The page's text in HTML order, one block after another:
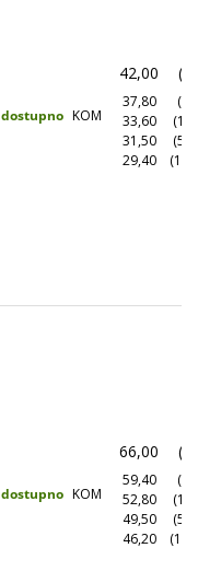
dostupno KOM
42,00
37,80
33,60
31,50
29,40
dostupno KOM
66,00
59,40
52,80
49,50
46,20